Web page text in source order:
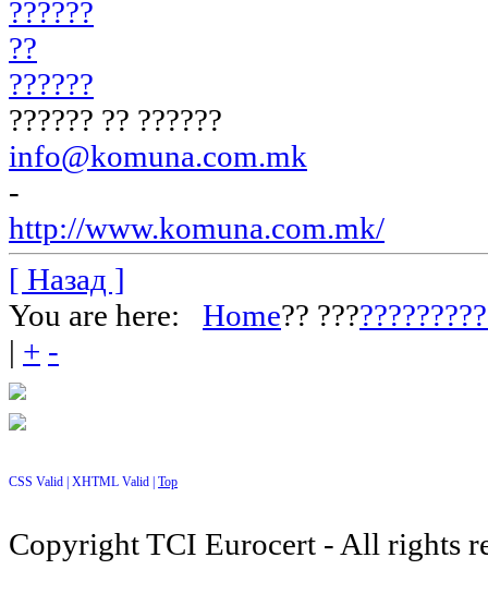
?????? ?? ??????
info@komuna.com.mk
-
http://www.komuna.com.mk/
[ Назад ]
You are here: Home?? ????????????
| + -
CSS Valid | XHTML Valid | Top
Copyright TCI Eurocert - All rights